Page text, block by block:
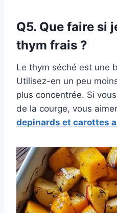
Q5. Que faire si
thym frais ?
Le thym séché est une
Utilisez-en un peu
plus concentrée. Si
de la courge, vous
depinards et carottes